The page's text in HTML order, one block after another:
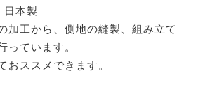
日本製
加工から、側地の縫製、組み立て
っています。
おススメできます。